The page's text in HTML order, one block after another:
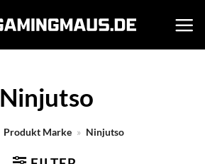
Ninjutso
Produkt Marke » Ninjutso